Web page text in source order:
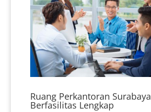
Ruang Perkantoran Surabaya
Berfasilitas Lengkap